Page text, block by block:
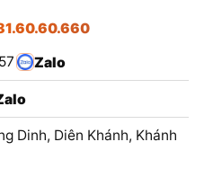
Zalo
Dinh, Diên Khánh, Khánh